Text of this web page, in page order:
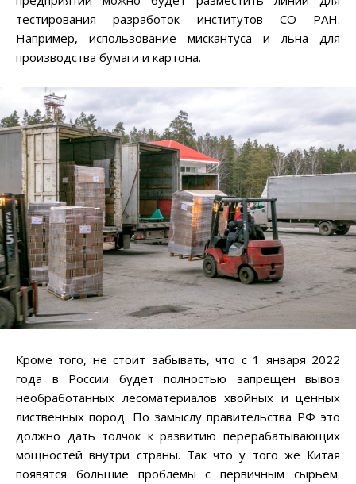
тестирования разработок институтов СО РАН.
Например, использование мискантуса и льна для
производства бумаги и картона.
Кроме того, не стоит забывать, что с 1 января 2022
года в России будет полностью запрещен вывоз
необработанных лесоматериалов хвойных и ценных
лиственных пород. По замыслу правительства РФ это
должно дать толчок к развитию перерабатывающих
мощностей внутри страны. Так что у того же Китая
появятся большие проблемы с первичным сырьем.